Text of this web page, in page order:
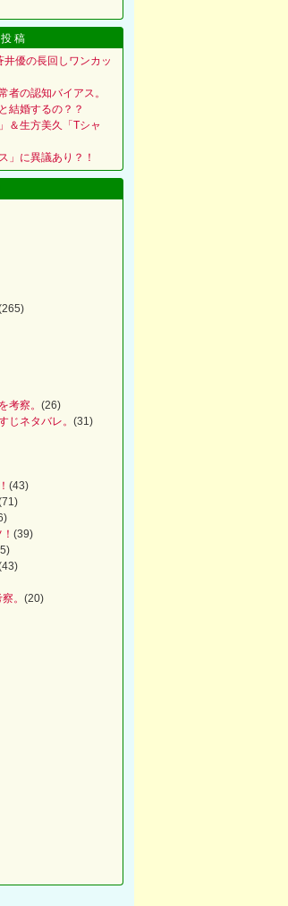
稿
優の長回しワンカッ
者の認知バイアス。
結婚するの？？
＆生方美久「Tシャ
」に異議あり？！
考察。 (26)
じネタバレ。 (31)
(43)
(39)
。 (20)